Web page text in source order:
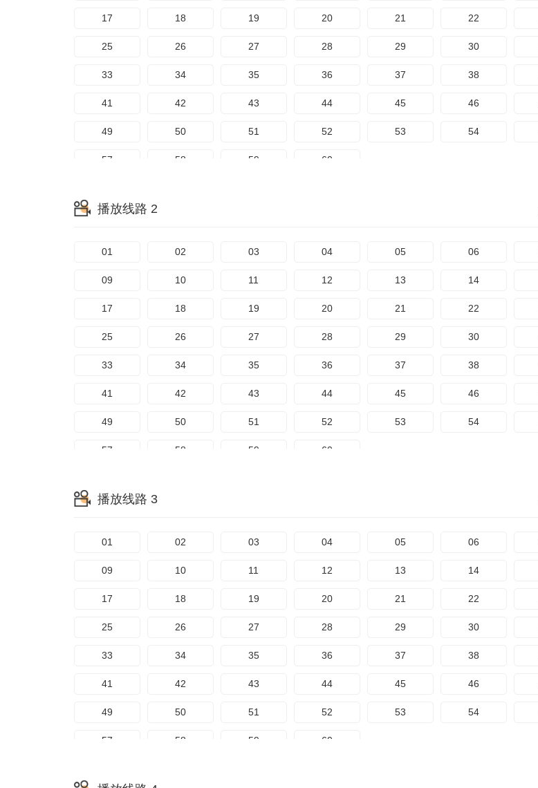
17 18 19 20 21 22
25 26 27 28 29 30
33 34 35 36 37 38
41 42 43 44 45 46
49 50 51 52 53 54
57 58 59 60
播放线路 2
01 02 03 04 05 06
09 10 11 12 13 14
17 18 19 20 21 22
25 26 27 28 29 30
33 34 35 36 37 38
41 42 43 44 45 46
49 50 51 52 53 54
57 58 59 60
播放线路 3
01 02 03 04 05 06
09 10 11 12 13 14
17 18 19 20 21 22
25 26 27 28 29 30
33 34 35 36 37 38
41 42 43 44 45 46
49 50 51 52 53 54
57 58 59 60